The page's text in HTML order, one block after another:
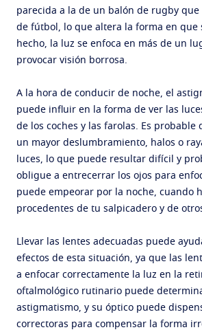
parecida a la de un balón de rugby que
de fútbol, lo que altera la forma en que
hecho, la luz se enfoca en más de un
provocar visión borrosa.
A la hora de conducir de noche, el
puede influir en la forma de ver las
de los coches y las farolas. Es probable
un mayor deslumbramiento, halos o
luces, lo que puede resultar difícil y
obligue a entrecerrar los ojos para
puede empeorar por la noche, cuando
procedentes de tu salpicadero y de
Llevar las lentes adecuadas puede
efectos de esta situación, ya que las
a enfocar correctamente la luz en la
oftalmológico rutinario puede
astigmatismo, y su óptico puede
correctoras para compensar la forma